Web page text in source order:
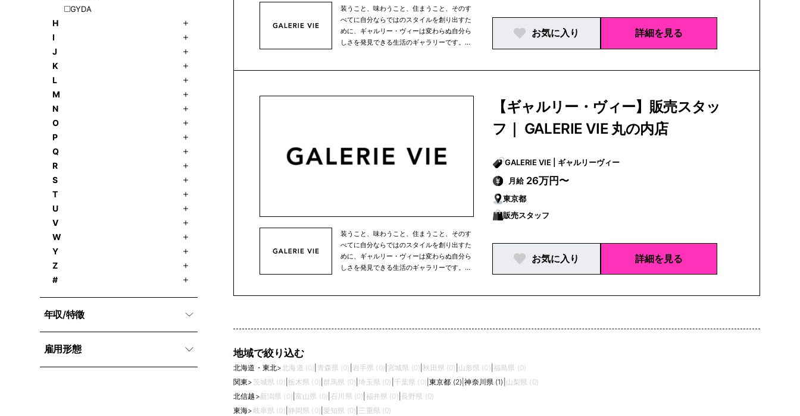
GYDA
H
I
J
K
L
M
N
O
P
Q
R
S
T
U
V
W
Y
Z
#
年収/特徵
雇用形態
装うこと、味わうこと、住まうこと、そのす
べてに自分ならではのスタイルを創り出すた
めに、ギャルリー・ヴィーは変わらぬ自分ら
しさを発見できる生活のギャラリーです。余
旅を楽しむような個性的なグッズ、イマジネ
お気に入り 詳細を見る
装うこと、味わうこと、住まうこと、そのす
べてに自分ならではのスタイルを創り出すた
めに、ギャルリー・ヴィーは変わらぬ自分ら
しさを発見できる生活のギャラリーです。余
【ギャルリー・ヴィー】販売スタッ
フ｜ GALERIE VIE 丸の内店
GALERIE VIE | ギャルリーヴィー
月給 26万円〜
東京都
販売スタッフ
お気に入り 詳細を見る
地域で絞り込む
北海道・東北>北海道 (0) 青森県 (0) 岩手県 (0) |宮城県 (0) |秋田県 (0) 山形県 (0) 福島県 (0)
関東> 茨城県 (0) 栃木県 (0) 群馬県 (0) |埼玉県 (0) 千葉県 (0) |東京都 (2) |神奈川県 (1) 山梨県 (0)
北信越 >新潟県 (0) |富山県 (0) 石川県 (0) 福井県 (0) 長野県 (0)
東海>岐阜県 (0) 静岡県 (0) |愛知県 (0) 三重県 (0)